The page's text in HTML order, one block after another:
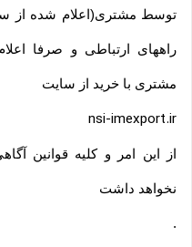
توسط مشتری(اعلام شده از
راههای ارتباطی و صرفا
مشتری با خرید از سایت
nsi-imexport.ir
از این امر و کلیه قوانین
نخواهد داشت
.